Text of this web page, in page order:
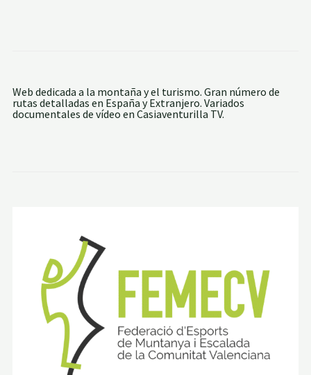
Web dedicada a la montaña y el turismo. Gran número de
rutas detalladas en España y Extranjero. Variados
documentales de vídeo en Casiaventurilla TV.